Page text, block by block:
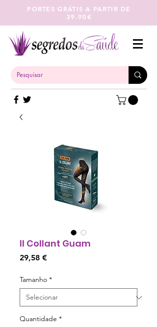
PORTES GRÁTIS A PARTIR DE
39.90€
Il Collant Guam
29,58 €Preço
Tamanho *
Quantidade *